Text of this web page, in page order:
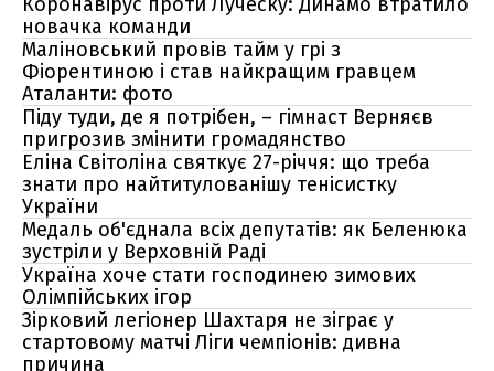
новачка команди
Маліновський провів тайм у грі з
Фіорентиною і став найкращим гравцем
Аталанти: фото
Піду туди, де я потрібен, – гімнаст Верняєв
пригрозив змінити громадянство
Еліна Світоліна святкує 27-річчя: що треба
знати про найтитулованішу тенісистку
України
Медаль об'єднала всіх депутатів: як Беленюка
зустріли у Верховній Раді
Україна хоче стати господинею зимових
Олімпійських ігор
Зірковий легіонер Шахтаря не зіграє у
стартовому матчі Ліги чемпіонів: дивна
причина